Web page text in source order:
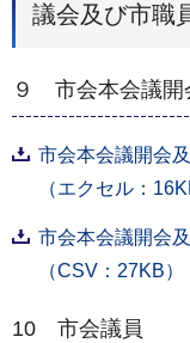
議会及び市職
９ 市会本会議開
市会本会議開会
（エクセル：
市会本会議開会
（CSV：27KB）
10 市会議員